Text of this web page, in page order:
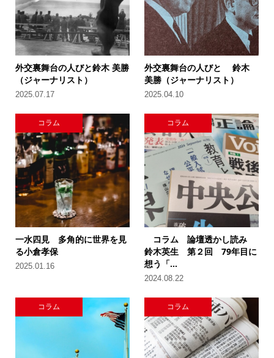
外交裏舞台の人びと鈴木 美勝
（ジャーナリスト）
2025.07.17
外交裏舞台の人びと 鈴木
美勝（ジャーナリスト）
2025.04.10
コラム
一水四見 多角的に世界を見
る小倉孝保
2025.01.16
コラム
コラム 論壇透かし読み
鈴木英生 第２回 79年目に
想う「...
2024.08.22
コラム コラム